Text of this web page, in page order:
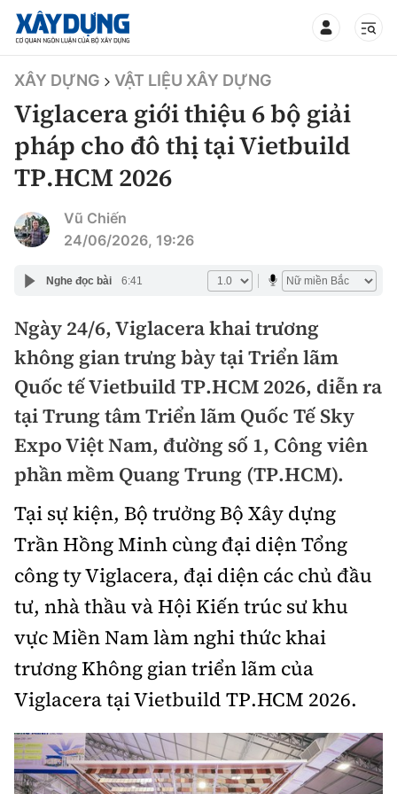
TIN BỘ XÂY DỰNG
CHUYÊN MỤC
Mới nhất
Thời sự
Chính trị
Xã hội
Chuyện dọc đường
Cải chính
Xây dựng
Chỉ đạo điều hành
Quy hoạch kiến trúc
Vật liệu xây dựng
Giám định chất lượng
Quản lý đô thị
Giao thông
Quản lý
Đường bộ
Hàng không
Đăng kiểm
Đường sắt tốc độ cao
Đường thủy
Hàng hải
Đường sắt đô thị
Kinh tế
Thị trường
Tài chính
Chứng khoán
Bảo hiểm
Doanh nghiệp
Pháp luật
Thanh tra
An ninh hình sự
Điều tra
Pháp đình
Hỏi - Đáp
An toàn giao thông
Giao thông 24h
ATGT địa phương
Văn hóa giao thông
Lái xe an toàn
Chung tay vì ATGT
Chất lượng sống
Giáo dục
Y tế
Lao động - Công đoàn
Văn hóa - Giải Trí
Văn hóa
Showbiz
Điện ảnh
Thể thao
Bóng đá
Bình luận
Công nghệ
XÂY DỰNG VẬT LIỆU XÂY DỰNG
Viglacera giới thiệu 6 bộ giải
pháp cho đô thị tại Vietbuild
TP.HCM 2026
Vũ Chiến
24/06/2026, 19:26
Nghe đọc bài 6:41
Ngày 24/6, Viglacera khai trương
không gian trưng bày tại Triển lãm
Quốc tế Vietbuild TP.HCM 2026, diễn ra
tại Trung tâm Triển lãm Quốc Tế Sky
Expo Việt Nam, đường số 1, Công viên
phần mềm Quang Trung (TP.HCM).
Tại sự kiện, Bộ trưởng Bộ Xây dựng
Trần Hồng Minh cùng đại diện Tổng
công ty Viglacera, đại diện các chủ đầu
tư, nhà thầu và Hội Kiến trúc sư khu
vực Miền Nam làm nghi thức khai
trương Không gian triển lãm của
Viglacera tại Vietbuild TP.HCM 2026.